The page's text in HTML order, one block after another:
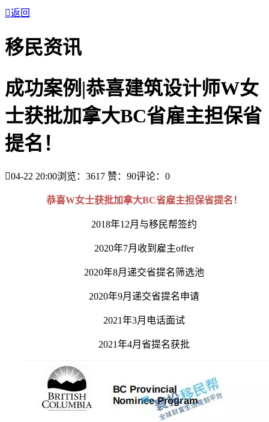
返回
移民资讯
成功案例|恭喜建筑设计师W女
士获批加拿大BC省雇主担保省
提名！
04-22 20:00浏览：3617 赞： 90评论： 0
恭喜W女士获批加拿大BC省雇主担保省提名！
2018年12月与移民帮签约
2020年7月收到雇主offer
2020年8月递交省提名筛选池
2020年9月递交省提名申请
2021年3月电话面试
2021年4月省提名获批